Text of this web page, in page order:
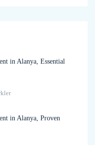
in Alanya, Essential
in Alanya, Proven